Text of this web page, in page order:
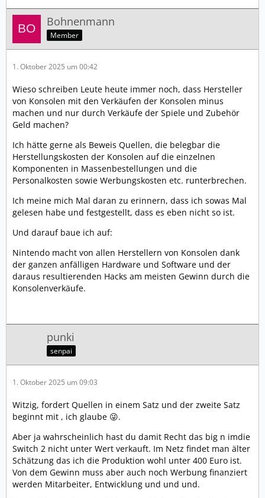
Bohnenmann
Member
1. Oktober 2025 um 00:42
Wieso schreiben Leute heute immer noch, dass Hersteller
von Konsolen mit den Verkäufen der Konsolen minus
machen und nur durch Verkäufe der Spiele und Zubehör
Geld machen?
Ich hätte gerne als Beweis Quellen, die belegbar die
Herstellungskosten der Konsolen auf die einzelnen
Komponenten in Massenbestellungen und die
Personalkosten sowie Werbungskosten etc. runterbrechen.
Ich meine mich Mal daran zu erinnern, dass ich sowas Mal
gelesen habe und festgestellt, dass es eben nicht so ist.
Und darauf baue ich auf:
Nintendo macht von allen Herstellern von Konsolen dank
der ganzen anfälligen Hardware und Software und der
daraus resultierenden Hacks am meisten Gewinn durch die
Konsolenverkäufe.
punki
senpai
1. Oktober 2025 um 09:03
Witzig, fordert Quellen in einem Satz und der zweite Satz
beginnt mit , ich glaube 😜.
Aber ja wahrscheinlich hast du damit Recht das big n imdie
Switch 2 nicht unter Wert verkauft. Im Netz findet man älter
Schätzung das ich die Produktion wohl unter 400 Euro ist.
Von dem Gewinn muss aber auch noch Werbung finanziert
werden Mitarbeiter, Entwicklung und und und.